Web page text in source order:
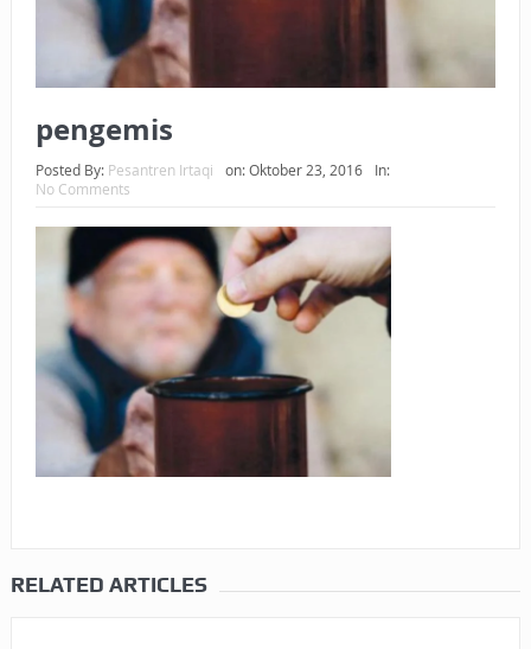
ISTIDLAL BATIL VS ISTIDLAL SYAR’I
BAHASA CINTA KARENA ALLAH
pengemis
Posted By: Pesantren Irtaqi on:Oktober 23, 2016
In:
No Comments
RELATED ARTICLES